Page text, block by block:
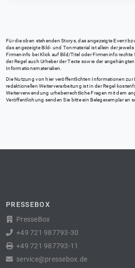
Für die oben stehenden Storys, das angezeigte Event
das angezeigte Bild- und Tonmaterial ist allein der
Firmeninfo bei Klick auf Bild/Titel oder Firmeninfo rechte
der Regel auch Urheber der Texte sowie der
Informationsmaterialien.
Die Nutzung von hier veröffentlichten Informationen zur
redaktionellen Weiterverarbeitung ist in der Regel
Weiterverwendung urheberrechtliche Fragen mit dem
Veröffentlichung senden Sie bitte ein Belegexemplar an
PRESSEBOX
PresseBox
+49 721 987793-30
+49 721 987793-11
service@pressebox.de